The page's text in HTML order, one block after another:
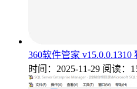
360软件管家 v15.0.0.1310
时间：2025-11-29 阅读：